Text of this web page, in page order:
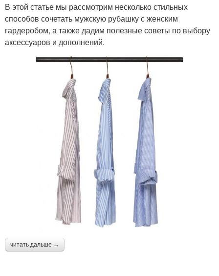
В этой статье мы рассмотрим несколько стильных
способов сочетать мужскую рубашку с женским
гардеробом, а также дадим полезные советы по выбору
аксессуаров и дополнений.
читать дальше →